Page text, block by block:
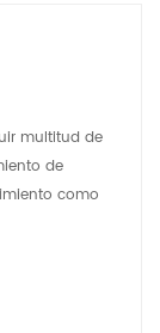
multitud de
de
como
de los
gestión de